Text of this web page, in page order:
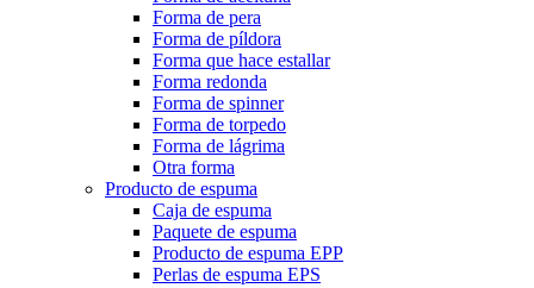
Forma de pera
Forma de píldora
Forma que hace estallar
Forma redonda
Forma de spinner
Forma de torpedo
Forma de lágrima
Otra forma
Producto de espuma
Caja de espuma
Paquete de espuma
Producto de espuma EPP
Perlas de espuma EPS